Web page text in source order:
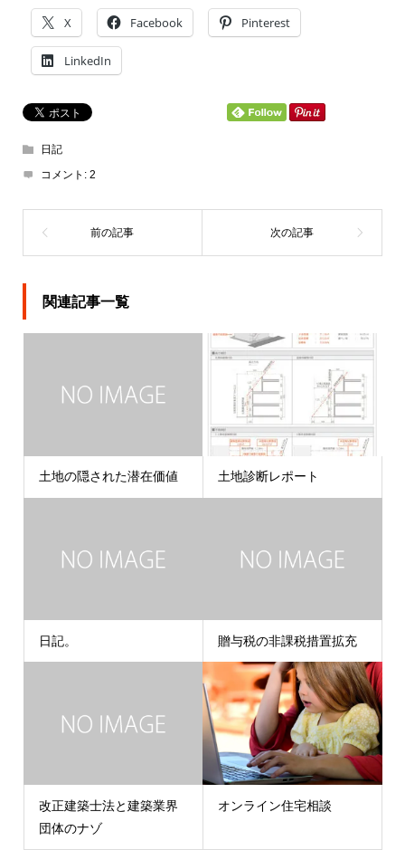
X Facebook Pinterest
LinkedIn
日記
コメント: 2
関連記事一覧
土地の隠された潜在価値 土地診断レポート
日記。 贈与税の非課税措置拡充
改正建築士法と建築業界
団体のナゾ
オンライン住宅相談